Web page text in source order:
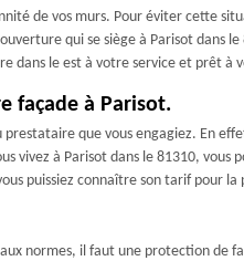
de vos murs. Pour éviter cette
qui se siège à Parisot dans
dans le est à votre service et prêt à
façade à Parisot.
que vous engagiez. En
vivez à Parisot dans le 81310,
puissiez connaître son tarif pour la
normes, il faut une protection de